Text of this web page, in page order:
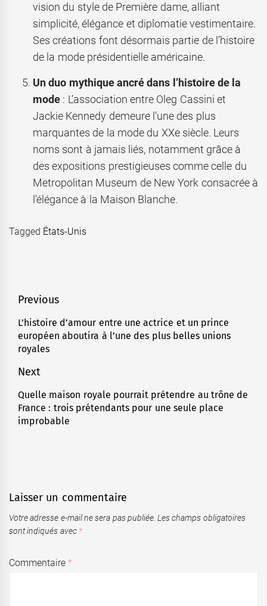
vision du style de Première dame, alliant
simplicité, élégance et diplomatie vestimentaire.
Ses créations font désormais partie de l’histoire
de la mode présidentielle américaine.
Un duo mythique ancré dans l’histoire de la
mode : L’association entre Oleg Cassini et
Jackie Kennedy demeure l’une des plus
marquantes de la mode du XXe siècle. Leurs
noms sont à jamais liés, notamment grâce à
des expositions prestigieuses comme celle du
Metropolitan Museum de New York consacrée à
l’élégance à la Maison Blanche.
Tagged États-Unis
Navigation
de
l’article
Previous
Previous
post:
L’histoire d’amour entre une actrice et un prince
européen aboutira à l’une des plus belles unions
royales
Next
Next
post:
Quelle maison royale pourrait prétendre au trône de
France : trois prétendants pour une seule place
improbable
Laisser un commentaire
Votre adresse e-mail ne sera pas publiée. Les champs obligatoires
sont indiqués avec *
Commentaire*